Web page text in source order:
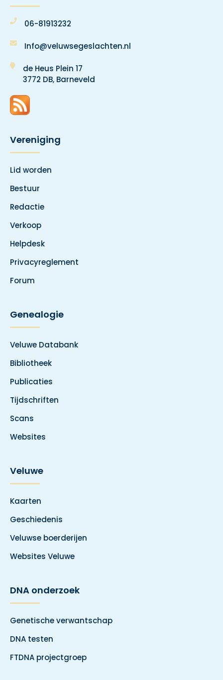
06-81913232
Info@veluwsegeslachten.nl
de Heus Plein 17
3772 DB, Barneveld
Vereniging
Lid worden
Bestuur
Redactie
Verkoop
Helpdesk
Privacyreglement
Forum
Genealogie
Veluwe Databank
Bibliotheek
Publicaties
Tijdschriften
Scans
Websites
Veluwe
Kaarten
Geschiedenis
Veluwse boerderijen
Websites Veluwe
DNA onderzoek
Genetische verwantschap
DNA testen
FTDNA projectgroep